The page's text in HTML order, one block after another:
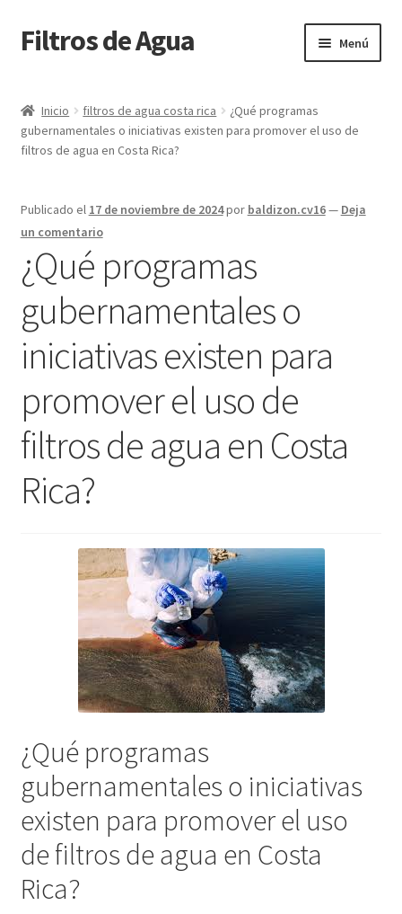
Ir
a
navegación
Ir
al
Filtros de Agua Menú
Blog
Checkout
Contacto
My account
Página de ejemplo
Shop
Inicio filtros de agua costa rica
¿Qué programas
gubernamentales o iniciativas existen para promover el uso de
filtros de agua en Costa Rica?
Publicado el 17 de noviembre de 2024por baldizon.cv16— Deja
un comentario
¿Qué programas
gubernamentales o
iniciativas existen para
promover el uso de
filtros de agua en Costa
Rica?
¿Qué programas
gubernamentales o iniciativas
existen para promover el uso
de filtros de agua en Costa
Rica?